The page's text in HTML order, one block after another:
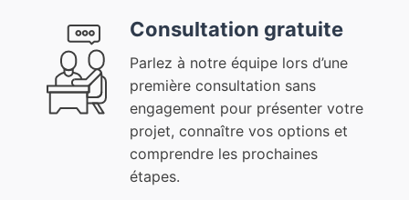
Consultation gratuite
Parlez à notre équipe lors d’une
première consultation sans
engagement pour présenter votre
projet, connaître vos options et
comprendre les prochaines
étapes.